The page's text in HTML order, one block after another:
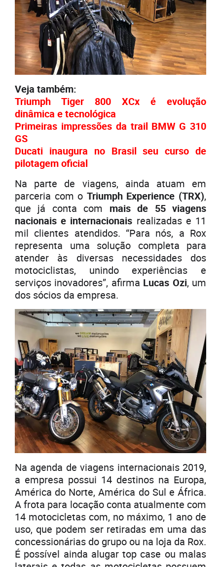
Veja também:
Triumph Tiger 800 XCx é evolução
dinâmica e tecnológica
Primeiras impressões da trail BMW G 310
GS
Ducati inaugura no Brasil seu curso de
pilotagem oficial
Na parte de viagens, ainda atuam em
parceria com o Triumph Experience (TRX),
que já conta com mais de 55 viagens
nacionais e internacionais realizadas e 11
mil clientes atendidos. “Para nós, a Rox
representa uma solução completa para
atender às diversas necessidades dos
motociclistas, unindo experiências e
serviços inovadores”, afirma Lucas Ozi, um
dos sócios da empresa.
Na agenda de viagens internacionais 2019,
a empresa possui 14 destinos na Europa,
América do Norte, América do Sul e África.
A frota para locação conta atualmente com
14 motocicletas com, no máximo, 1 ano de
uso, que podem ser retiradas em uma das
concessionárias do grupo ou na loja da Rox.
É possível ainda alugar top case ou malas